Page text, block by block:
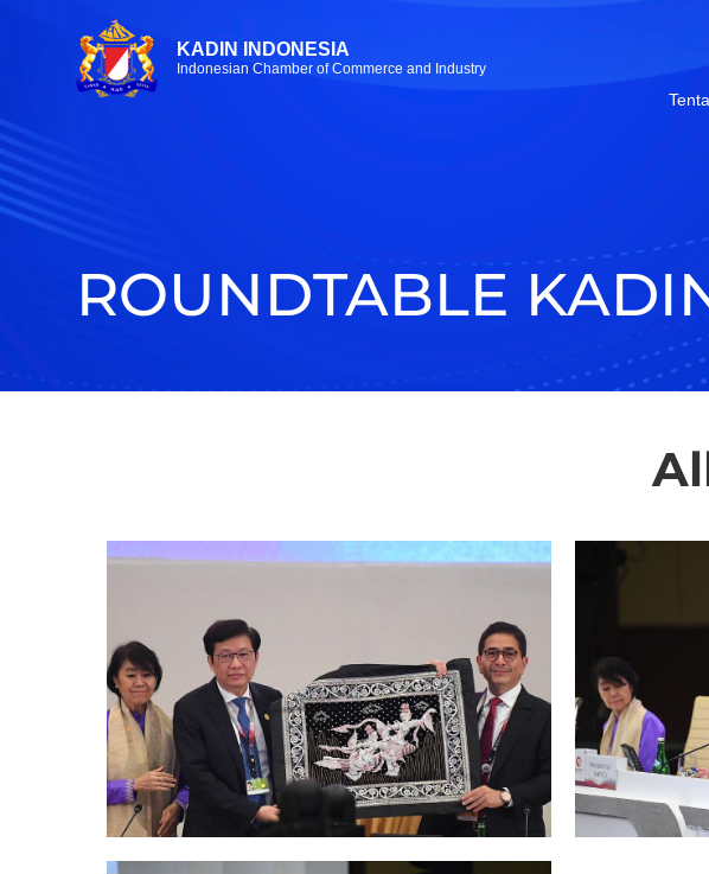
KADIN INDONESIA
Indonesian Chamber of Commerce and Industry
ROUNDTABLE